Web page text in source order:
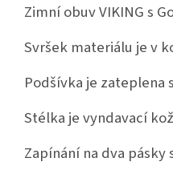
Zimní obuv VIKING s
Svršek materiálu je v
Podšívka je
Stélka je vyndavací
Zapínání na dva pásky